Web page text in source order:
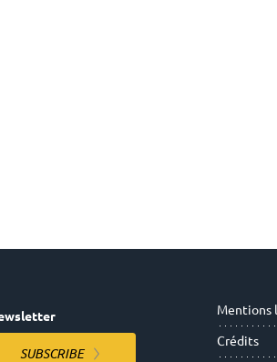
SUBSCRIBE
Mentions
Crédits